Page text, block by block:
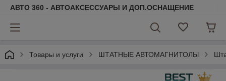
АВТО 360 - АВТОАКСЕССУАРЫ И ДОП.ОСНАЩЕНИЕ
Товары и услуги ШТАТНЫЕ АВТОМАГНИТОЛЫ